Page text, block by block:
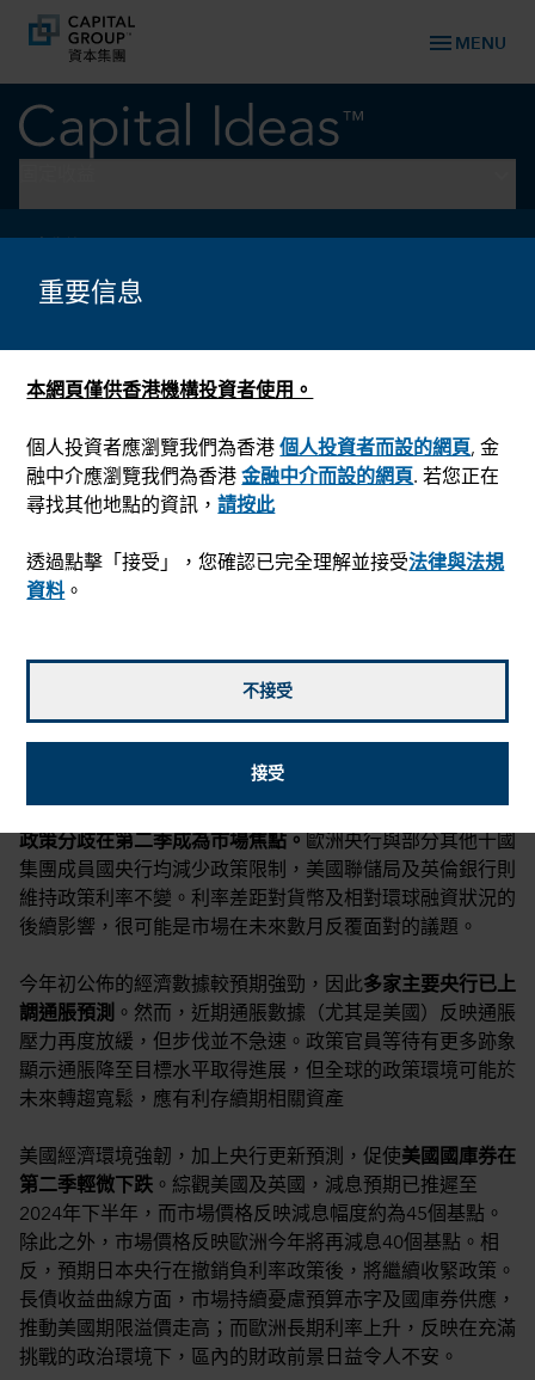
重要信息
本網頁僅供香港機構投資者使用。
個人投資者應瀏覽我們為香港個人投資者而設的網頁, 金
融中介應瀏覽我們為香港金融中介而設的網頁. 若您正在
尋找其他地點的資訊， 請按此
透過點擊「接受」，您確認已完全理解並接受法律與法規
資料 。
不接受
接受
menu MENU
放寬貨幣政策的趨勢應有利存
2024年7月19日
政策分歧在第二季成為市場焦點。 歐洲央行與部分其他十國
集團成員國央行均減少政策限制，美國聯儲局及英倫銀行則
維持政策利率不變。利率差距對貨幣及相對環球融資狀況的
後續影響，很可能是市場在未來數月反覆面對的議題。
今年初公佈的經濟數據較預期強勁，因此多家主要央行已上
調通脹預測 。然而，近期通脹數據（尤其是美國）反映通脹
壓力再度放緩，但步伐並不急速。政策官員等待有更多跡象
顯示通脹降至目標水平取得進展，但全球的政策環境可能於
未來轉趨寬鬆，應有利存續期相關資產
美國經濟環境強韌，加上央行更新預測，促使美國國庫券在
第二季輕微下跌 。綜觀美國及英國，減息預期已推遲至
2024年下半年，而市場價格反映減息幅度約為45個基點。
除此之外，市場價格反映歐洲今年將再減息40個基點。相
反，預期日本央行在撤銷負利率政策後，將繼續收緊政策。
長債收益曲線方面，市場持續憂慮預算赤字及國庫券供應，
推動美國期限溢價走高；而歐洲長期利率上升，反映在充滿
挑戰的政治環境下，區內的財政前景日益令人不安。